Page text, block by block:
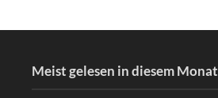
Meist gelesen in diesem Monat